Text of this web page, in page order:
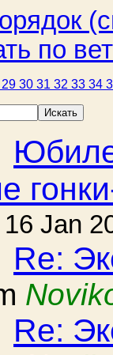
по
29 30 31 32 33 34
Jan
Re:
Re: